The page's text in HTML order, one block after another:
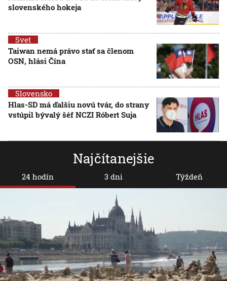
slovenského hokeja
Svet
Taiwan nemá právo stať sa členom
OSN, hlási Čína
Slovensko
Hlas-SD má ďalšiu novú tvár, do strany
vstúpil bývalý šéf NCZI Róbert Suja
Najčítanejšie
24 hodín 3 dni Týždeň